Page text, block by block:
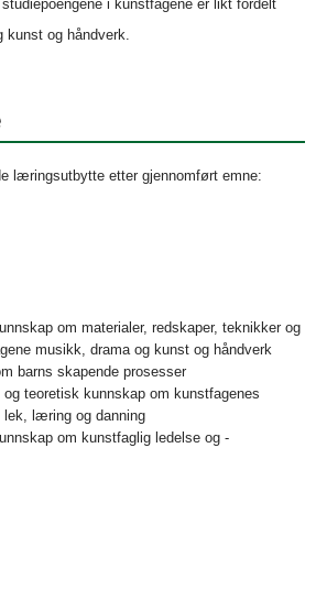
i kunstfagene er likt fordelt
kunst og håndverk.
læringsutbytte etter gjennomført emne:
om materialer, redskaper, teknikker og
musikk, drama og kunst og håndverk
barns skapende prosesser
teoretisk kunnskap om kunstfagenes
lek, læring og danning
om kunstfaglig ledelse og -